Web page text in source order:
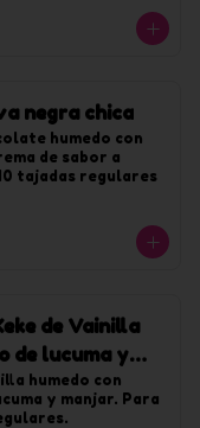
negra chica
humedo con
de sabor a
tajadas regulares
de Vainilla
de lucuma y
humedo con
y manjar. Para